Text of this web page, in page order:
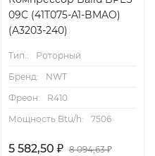
09C (41T075-A1-BMAO)
(A3203-240)
Тип.:
Роторный
Бренд:
NWT
Фреон:
R410
Мощность Btu/h:
7506
5 582,50 ₽ 8 094,63₽